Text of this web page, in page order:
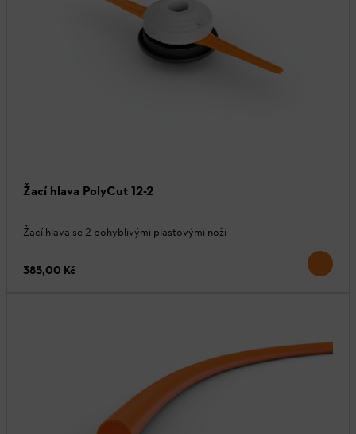
Žací hlava PolyCut 12-2
Žací hlava se 2 pohyblivými plastovými noži
385,00 Kč